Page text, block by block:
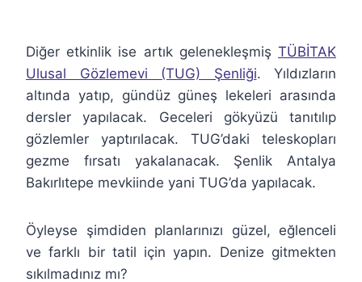
Diğer etkinlik ise artık gelenekleşmiş TÜBİTAK
Ulusal Gözlemevi (TUG) Şenliği. Yıldızların
altında yatıp, gündüz güneş lekeleri arasında
dersler yapılacak. Geceleri gökyüzü tanıtılıp
gözlemler yaptırılacak. TUG’daki teleskopları
gezme fırsatı yakalanacak. Şenlik Antalya
Bakırlıtepe mevkiinde yani TUG’da yapılacak.
Öyleyse şimdiden planlarınızı güzel, eğlenceli
ve farklı bir tatil için yapın. Denize gitmekten
sıkılmadınız mı?